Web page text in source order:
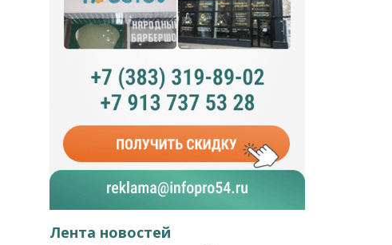
Лента новостей